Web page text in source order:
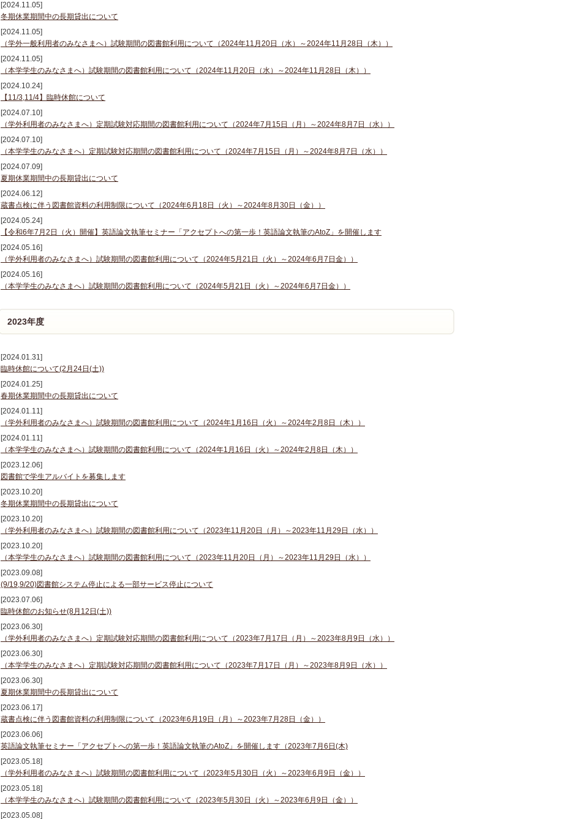
[2024.11.05]
冬期休業期間中の長期貸出について
[2024.11.05]
（学外一般利用者のみなさまへ）試験期間の図書館利用について（2024年11月20日（水）～2024年11月28日（木））
[2024.11.05]
（本学学生のみなさまへ）試験期間の図書館利用について（2024年11月20日（水）～2024年11月28日（木））
[2024.10.24]
【11/3,11/4】臨時休館について
[2024.07.10]
（学外利用者のみなさまへ）定期試験対応期間の図書館利用について（2024年7月15日（月）～2024年8月7日（水））
[2024.07.10]
（本学学生のみなさまへ）定期試験対応期間の図書館利用について（2024年7月15日（月）～2024年8月7日（水））
[2024.07.09]
夏期休業期間中の長期貸出について
[2024.06.12]
蔵書点検に伴う図書館資料の利用制限について（2024年6月18日（火）～2024年8月30日（金））
[2024.05.24]
【令和6年7月2日（火）開催】英語論文執筆セミナー「アクセプトへの第一歩！英語論文執筆のAtoZ」を開催します
[2024.05.16]
（学外利用者のみなさまへ）試験期間の図書館利用について（2024年5月21日（火）～2024年6月7日金））
[2024.05.16]
（本学学生のみなさまへ）試験期間の図書館利用について（2024年5月21日（火）～2024年6月7日金））
2023年度
[2024.01.31]
臨時休館について(2月24日(土))
[2024.01.25]
春期休業期間中の長期貸出について
[2024.01.11]
（学外利用者のみなさまへ）試験期間の図書館利用について（2024年1月16日（火）～2024年2月8日（木））
[2024.01.11]
（本学学生のみなさまへ）試験期間の図書館利用について（2024年1月16日（火）～2024年2月8日（木））
[2023.12.06]
図書館で学生アルバイトを募集します
[2023.10.20]
冬期休業期間中の長期貸出について
[2023.10.20]
（学外利用者のみなさまへ）試験期間の図書館利用について（2023年11月20日（月）～2023年11月29日（水））
[2023.10.20]
（本学学生のみなさまへ）試験期間の図書館利用について（2023年11月20日（月）～2023年11月29日（水））
[2023.09.08]
(9/19,9/20)図書館システム停止による一部サービス停止について
[2023.07.06]
臨時休館のお知らせ(8月12日(土))
[2023.06.30]
（学外利用者のみなさまへ）定期試験対応期間の図書館利用について（2023年7月17日（月）～2023年8月9日（水））
[2023.06.30]
（本学学生のみなさまへ）定期試験対応期間の図書館利用について（2023年7月17日（月）～2023年8月9日（水））
[2023.06.30]
夏期休業期間中の長期貸出について
[2023.06.17]
蔵書点検に伴う図書館資料の利用制限について（2023年6月19日（月）～2023年7月28日（金））
[2023.06.06]
英語論文執筆セミナー「アクセプトへの第一歩！英語論文執筆のAtoZ」を開催します（2023年7月6日(木)
[2023.05.18]
（学外利用者のみなさまへ）試験期間の図書館利用について（2023年5月30日（火）～2023年6月9日（金））
[2023.05.18]
（本学学生のみなさまへ）試験期間の図書館利用について（2023年5月30日（火）～2023年6月9日（金））
[2023.05.08]